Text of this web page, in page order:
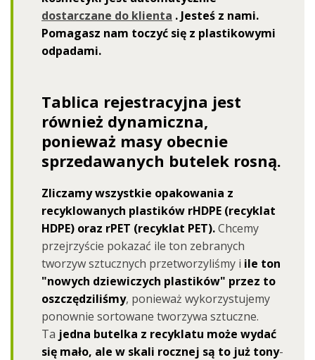
dostarczane do klienta . Jesteś z nami.
Pomagasz nam toczyć się z plastikowymi
odpadami.
Tablica rejestracyjna jest
również dynamiczna,
ponieważ masy obecnie
sprzedawanych butelek rosną.
Zliczamy wszystkie opakowania z
recyklowanych plastików rHDPE (recyklat
HDPE) oraz rPET (recyklat PET).Chcemy
przejrzyście pokazać ile ton zebranych
tworzyw sztucznych przetworzyliśmy i ile ton
"nowych dziewiczych plastików" przez to
oszczędziliśmy, ponieważ wykorzystujemy
ponownie sortowane tworzywa sztuczne.
Ta jedna butelka z recyklatu może wydać
się mało, ale w skali rocznej są to już tony-